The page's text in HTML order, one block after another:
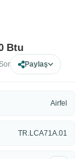
Btu
Paylaş
Airfel
TR.LCA71A.01